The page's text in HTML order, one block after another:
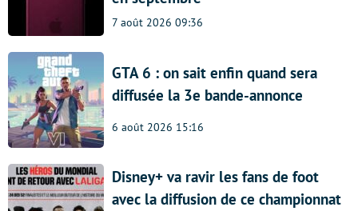
7 août 2026 09:36
GTA 6 : on sait enfin quand sera
diffusée la 3e bande-annonce
6 août 2026 15:16
Disney+ va ravir les fans de foot
avec la diffusion de ce championnat